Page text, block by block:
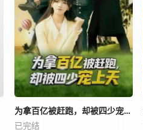
为拿百亿被赶跑，却被四少宠上天
已完结